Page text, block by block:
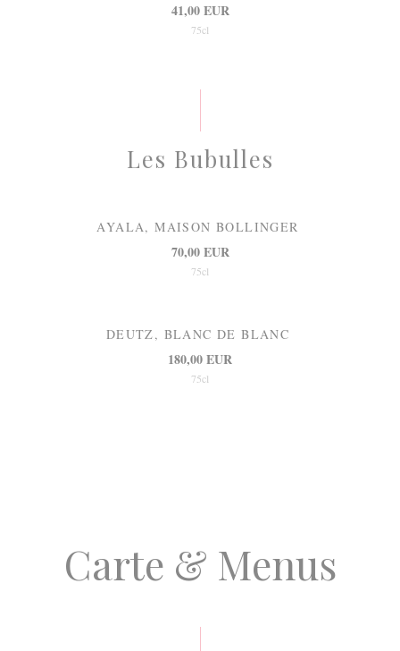
41,00 EUR
75cl
Les Bubulles
AYALA, MAISON BOLLINGER
70,00 EUR
75cl
DEUTZ, BLANC DE BLANC
180,00 EUR
75cl
Carte & Menus